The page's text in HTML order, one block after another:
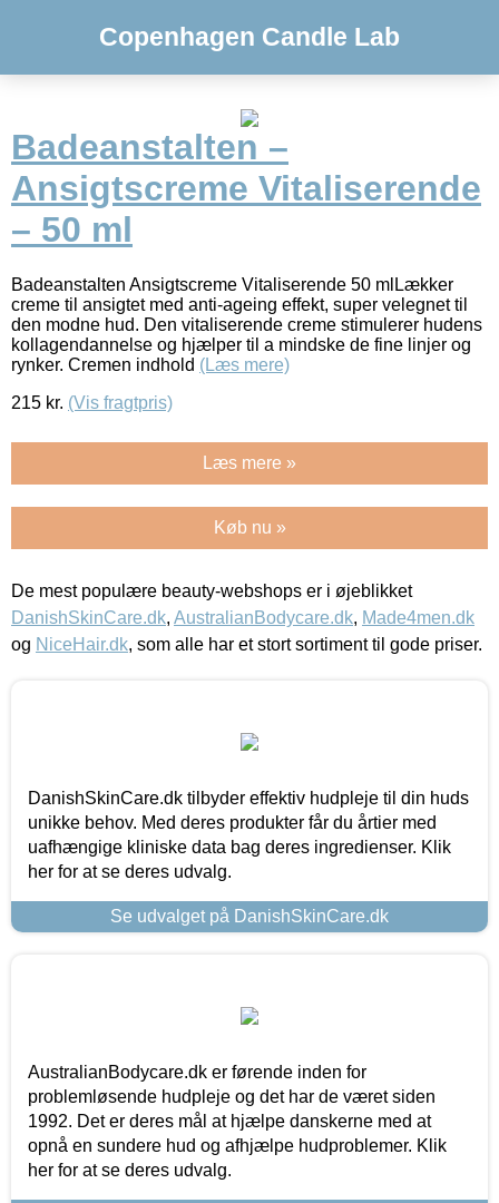
Copenhagen Candle Lab
Badeanstalten –
Ansigtscreme Vitaliserende
– 50 ml
Badeanstalten Ansigtscreme Vitaliserende 50 mlLækker
creme til ansigtet med anti-ageing effekt, super velegnet til
den modne hud. Den vitaliserende creme stimulerer hudens
kollagendannelse og hjælper til a mindske de fine linjer og
rynker. Cremen indhold (Læs mere)
215 kr. (Vis fragtpris)
Læs mere »
Køb nu »
De mest populære beauty-webshops er i øjeblikket
DanishSkinCare.dk, AustralianBodycare.dk, Made4men.dk
og NiceHair.dk, som alle har et stort sortiment til gode priser.
DanishSkinCare.dk tilbyder effektiv hudpleje til din huds
unikke behov. Med deres produkter får du årtier med
uafhængige kliniske data bag deres ingredienser. Klik
her for at se deres udvalg.
Se udvalget på DanishSkinCare.dk
AustralianBodycare.dk er førende inden for
problemløsende hudpleje og det har de været siden
1992. Det er deres mål at hjælpe danskerne med at
opnå en sundere hud og afhjælpe hudproblemer. Klik
her for at se deres udvalg.